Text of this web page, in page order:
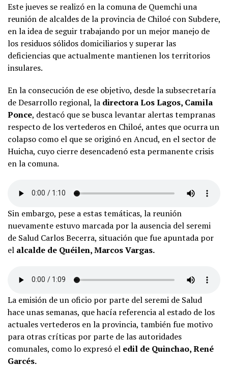
Este jueves se realizó en la comuna de Quemchi una
reunión de alcaldes de la provincia de Chiloé con Subdere,
en la idea de seguir trabajando por un mejor manejo de
los residuos sólidos domiciliarios y superar las
deficiencias que actualmente mantienen los territorios
insulares.
En la consecución de ese objetivo, desde la subsecretaría
de Desarrollo regional, la directora Los Lagos, Camila
Ponce, destacó que se busca levantar alertas tempranas
respecto de los vertederos en Chiloé, antes que ocurra un
colapso como el que se originó en Ancud, en el sector de
Huicha, cuyo cierre desencadenó esta permanente crisis
en la comuna.
Sin embargo, pese a estas temáticas, la reunión
nuevamente estuvo marcada por la ausencia del seremi
de Salud Carlos Becerra, situación que fue apuntada por
el alcalde de Quéilen, Marcos Vargas.
La emisión de un oficio por parte del seremi de Salud
hace unas semanas, que hacía referencia al estado de los
actuales vertederos en la provincia, también fue motivo
para otras críticas por parte de las autoridades
comunales, como lo expresó el edil de Quinchao, René
Garcés.